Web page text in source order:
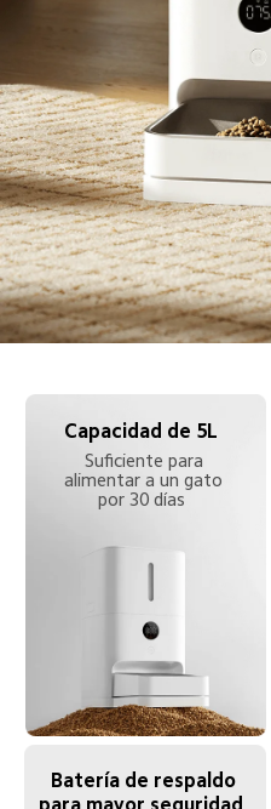
Capacidad de 5L
Suficiente para
alimentar a un gato
por 30 días
Batería de respaldo